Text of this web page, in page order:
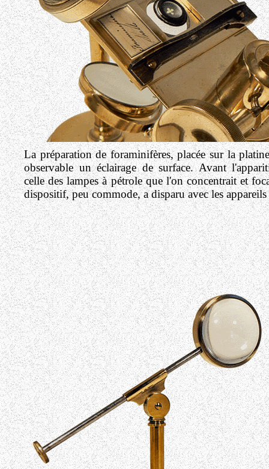
La préparation de foraminifères, placée sur la
observable un éclairage de surface. Avant
celle des lampes à pétrole que l'on concentrait et
dispositif, peu commode, a disparu avec les